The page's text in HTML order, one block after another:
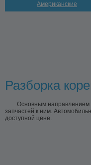
Американские
Разборка
Основным направлением
запчастей к ним.
доступной цене.